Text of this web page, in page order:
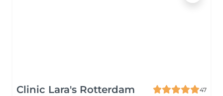
Clinic Lara's Rotterdam
47